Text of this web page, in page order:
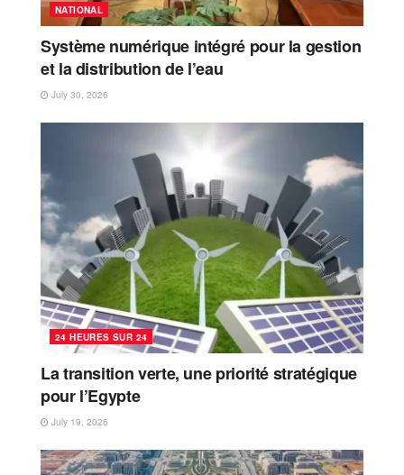
NATIONAL
Système numérique intégré pour la gestion
et la distribution de l’eau
July 30, 2026
24 HEURES SUR 24
La transition verte, une priorité stratégique
pour l’Egypte
July 19, 2026